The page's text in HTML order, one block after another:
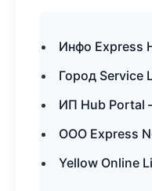
Инфо Express
Город Service
ИП Hub Portal
ООО Express
Yellow Online